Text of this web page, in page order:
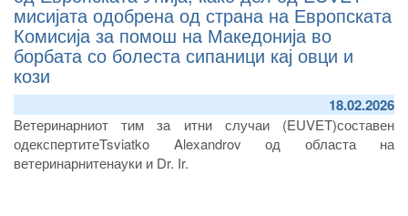
мисијата одобрена од страна на Европската
Комисија за помош на Македонија во
борбата со болеста сипаници кај овци и
кози
18.02.2026
Ветеринарниот тим за итни случаи (EUVET)составен
одекспертитеTsviatko Alexandrov од областа на
ветеринарнитенауки и Dr. Ir.